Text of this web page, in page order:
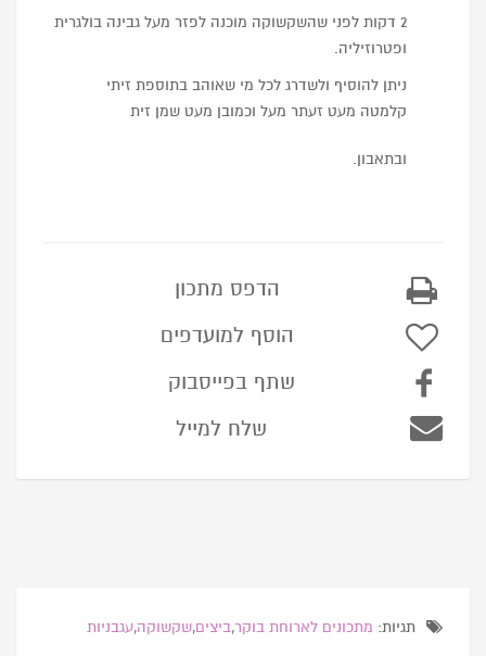
2 דקות לפני שהשקשוקה מוכנה לפזר מעל גבינה בולגרית
ופטרוזיליה.
ניתן להוסיף ולשדרג לכל מי שאוהב בתוספת זיתי
קלמטה מעט זעתר מעל וכמובן מעט שמן זית
ובתאבון.
הדפס מתכון
הוסף למועדפים
שתף בפייסבוק
שלח למייל
תגיות: מתכונים לארוחת בוקר,ביצים,שקשוקה,עגבניות